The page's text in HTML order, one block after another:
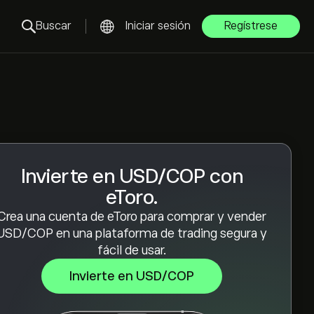
Buscar Iniciar sesión Regístrese
Invierte en USD/COP con
eToro.
una cuenta de eToro para comprar y vender
COP en una plataforma de trading segura y
fácil de usar.
Invierte en USD/COP